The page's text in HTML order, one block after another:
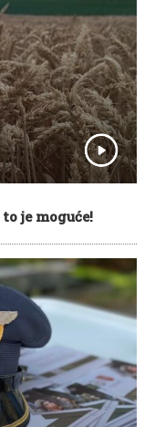
je moguće!